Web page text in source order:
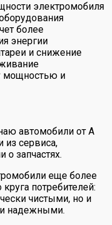
электромобиля
более
энергии
и снижение
мощностью и
автомобили от А
сервиса,
запчастях.
еще более
потребителей:
чистыми, но и
надежными.